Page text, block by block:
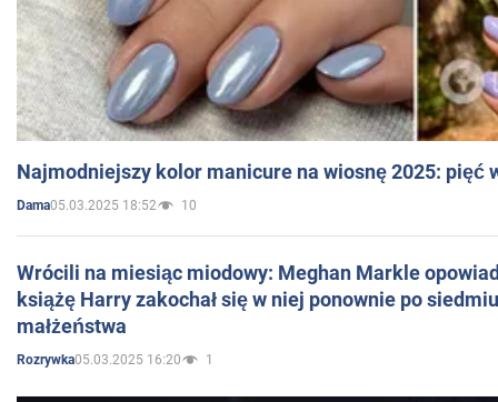
Najmodniejszy kolor manicure na wiosnę 2025: pięć
Dama05.03.2025 18:52 10
Wrócili na miesiąc miodowy: Meghan Markle
książę Harry zakochał się w niej ponownie po
małżeństwa
Rozrywka05.03.2025 16:20 1